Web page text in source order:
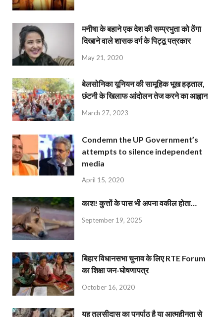
मनीषा के बहाने एक देश की सम्प्रभुता को ठेंगा
दिखाने वाले शासक वर्ग के पिट्ठू पत्रकार
May 21, 2020
बेलसोनिका यूनियन की सामूहिक भूख हड़ताल,
छंटनी के खिलाफ आंदोलन तेज करने का आह्वान
March 27, 2023
Condemn the UP Government’s
attempts to silence independent
media
April 15, 2020
काश! कुत्तों के पास भी अपना वकील होता…
September 19, 2025
बिहार विधानसभा चुनाव के लिए RTE Forum
का शिक्षा जन-घोषणापत्र
October 16, 2020
यह तुलसीदास का पुनर्पाठ है या आत्महीनता से